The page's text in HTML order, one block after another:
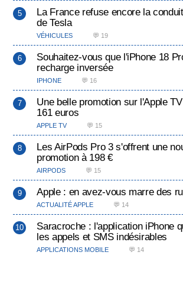
La France refuse encore la
de Tesla
VÉHICULES 💬 19
Souhaitez-vous que l'iPhone 18
recharge inversée
IPHONE 💬 16
Une belle promotion sur l'Apple
161 euros
APPLE TV 💬 15
Les AirPods Pro 3 s'offrent une
promotion à 198 €
AIRPODS 💬 15
Apple : en avez-vous marre des
ACTUALITÉ APPLE 💬 14
Saracroche : l'application iPhone
les appels et SMS indésirables
APPLICATIONS MOBILE 💬 14